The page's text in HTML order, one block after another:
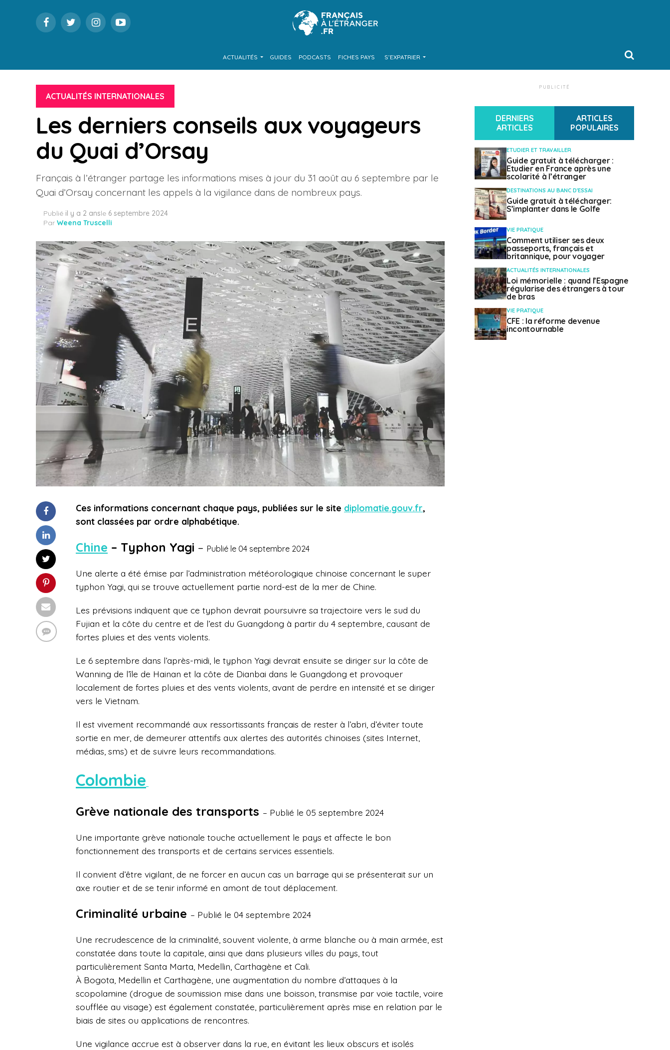
ACTUALITÉS GUIDES PODCASTS FICHES PAYS S’EXPATRIER
ACTUALITÉS INTERNATIONALES
Les derniers conseils aux voyageurs
du Quai d’Orsay
Français à l’étranger partage les informations mises à jour du 31 août au 6 septembre par le
Quai d’Orsay concernant les appels à la vigilance dans de nombreux pays.
Publié il y a 2 ansle 6 septembre 2024
Par Weena Truscelli
Ces informations concernant chaque pays, publiées sur le site diplomatie.gouv.fr,
sont classées par ordre alphabétique.
Chine – Typhon Yagi – Publié le 04 septembre 2024
Une alerte a été émise par l’administration météorologique chinoise concernant le super
typhon Yagi, qui se trouve actuellement partie nord-est de la mer de Chine.
Les prévisions indiquent que ce typhon devrait poursuivre sa trajectoire vers le sud du
Fujian et la côte du centre et de l’est du Guangdong à partir du 4 septembre, causant de
fortes pluies et des vents violents.
Le 6 septembre dans l’après-midi, le typhon Yagi devrait ensuite se diriger sur la côte de
Wanning de l’île de Hainan et la côte de Dianbai dans le Guangdong et provoquer
localement de fortes pluies et des vents violents, avant de perdre en intensité et se diriger
vers le Vietnam.
Il est vivement recommandé aux ressortissants français de rester à l’abri, d’éviter toute
sortie en mer, de demeurer attentifs aux alertes des autorités chinoises (sites Internet,
médias, sms) et de suivre leurs recommandations.
Colombie
Grève nationale des transports – Publié le 05 septembre 2024
Une importante grève nationale touche actuellement le pays et affecte le bon
fonctionnement des transports et de certains services essentiels.
Il convient d’être vigilant, de ne forcer en aucun cas un barrage qui se présenterait sur un
axe routier et de se tenir informé en amont de tout déplacement.
Criminalité urbaine – Publié le 04 septembre 2024
Une recrudescence de la criminalité, souvent violente, à arme blanche ou à main armée, est
constatée dans toute la capitale, ainsi que dans plusieurs villes du pays, tout
particulièrement Santa Marta, Medellin, Carthagène et Cali.
À Bogota, Medellin et Carthagène, une augmentation du nombre d’attaques à la
scopolamine (drogue de soumission mise dans une boisson, transmise par voie tactile, voire
soufflée au visage) est également constatée, particulièrement après mise en relation par le
biais de sites ou applications de rencontres.
Une vigilance accrue est à observer dans la rue, en évitant les lieux obscurs et isolés
PUBLICITÉ
DERNIERS
ARTICLES
ARTICLES
POPULAIRES
ETUDIER ET TRAVAILLER
Guide gratuit à télécharger :
Etudier en France après une
scolarité à l’étranger
DESTINATIONS AU BANC D'ESSAI
Guide gratuit à télécharger:
S’implanter dans le Golfe
VIE PRATIQUE
Comment utiliser ses deux
passeports, français et
britannique, pour voyager
ACTUALITÉS INTERNATIONALES
Loi mémorielle : quand l’Espagne
régularise des étrangers à tour
de bras
VIE PRATIQUE
CFE : la réforme devenue
incontournable